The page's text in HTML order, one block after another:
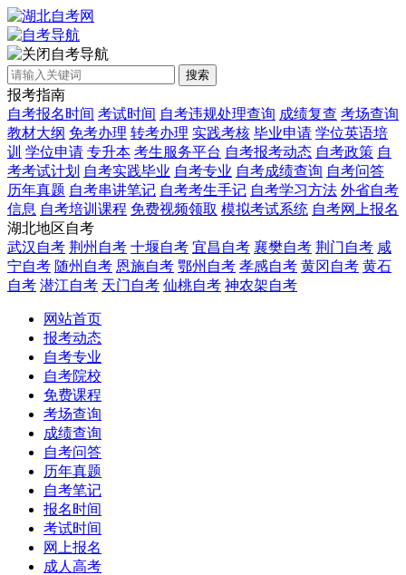
自考导航
搜索
报考指南
自考报名时间 考试时间 自考违规处理查询 成绩复查 考场查询
教材大纲 免考办理 转考办理 实践考核 毕业申请 学位英语培
训 学位申请 专升本 考生服务平台 自考报考动态 自考政策 自
考考试计划 自考实践毕业 自考专业 自考成绩查询 自考问答
历年真题 自考串讲笔记 自考考生手记 自考学习方法 外省自考
信息 自考培训课程 免费视频领取 模拟考试系统 自考网上报名
湖北地区自考
武汉自考 荆州自考 十堰自考 宜昌自考 襄樊自考 荆门自考 咸
宁自考 随州自考 恩施自考 鄂州自考 孝感自考 黄冈自考 黄石
自考 潜江自考 天门自考 仙桃自考 神农架自考
网站首页
报考动态
自考专业
自考院校
免费课程
考场查询
成绩查询
自考问答
历年真题
自考笔记
报名时间
考试时间
网上报名
成人高考